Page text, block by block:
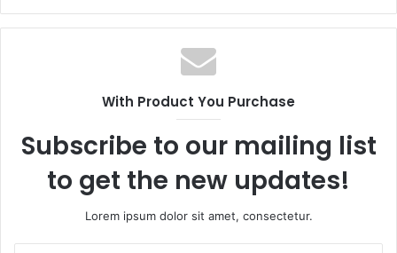
With Product You Purchase
Subscribe to our mailing list
to get the new updates!
Lorem ipsum dolor sit amet, consectetur.